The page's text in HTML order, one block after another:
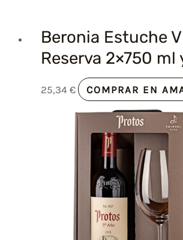
Beronia Estuche
Reserva 2×750 ml
25,34€ COMPRAR EN